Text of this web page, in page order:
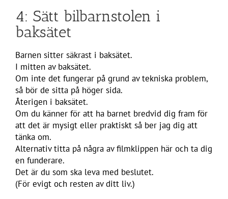
4: Sätt bilbarnstolen i
baksätet
Barnen sitter säkrast i baksätet.
I mitten av baksätet.
Om inte det fungerar på grund av tekniska problem,
så bör de sitta på höger sida.
Återigen i baksätet.
Om du känner för att ha barnet bredvid dig fram för
att det är mysigt eller praktiskt så ber jag dig att
tänka om.
Alternativ titta på några av filmklippen här och ta dig
en funderare.
Det är du som ska leva med beslutet.
(För evigt och resten av ditt liv.)